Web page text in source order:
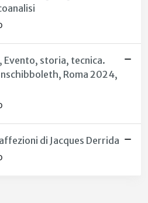
Evento, storia, tecnica.
Roma 2024,
di Jacques Derrida